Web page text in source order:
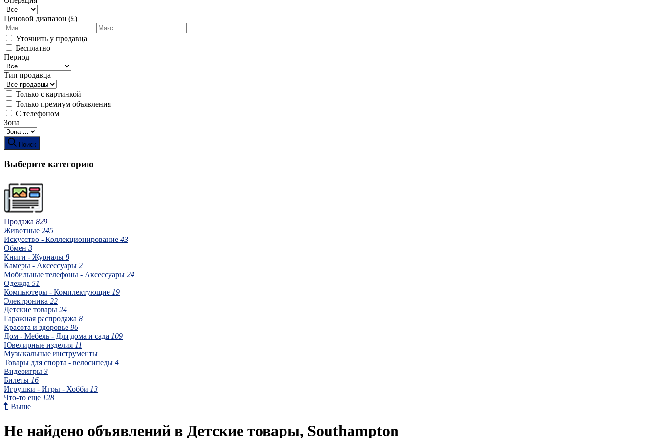
Ценовой диапазон (£)
Уточнить у продавца
Бесплатно
Период
Тип продавца
Только с картинкой
Только премиум объявления
С телефоном
Зона
Поиск
Выберите категорию
Продажа 829
Животные 245
Искусство - Коллекционирование 43
Обмен 3
Книги - Журналы 8
Камеры - Аксессуары 2
Мобильные телефоны - Аксессуары 24
Одежда 51
Компьютеры - Комплектующие 19
Электроника 22
Детские товары 24
Гаражная распродажа 8
Красота и здоровье 96
Дом - Мебель - Для дома и сада 109
Ювелирные изделия 11
Музыкальные инструменты
Товары для спорта - велосипеды 4
Видеоигры 3
Билеты 16
Игрушки - Игры - Хобби 13
Что-то еще 128
Выше
Не найдено объявлений в Детские товары, Southampton